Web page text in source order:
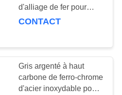
25
d'alliage de fer pour
l'acier inoxydable
CONTACT
Gris argenté à haut
carbone de ferro-chrome
d'acier inoxydable pour